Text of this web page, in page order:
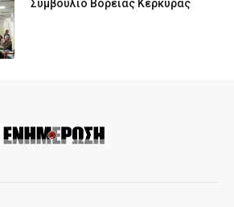
Συμβούλιο Βόρειας Κέρκυρας